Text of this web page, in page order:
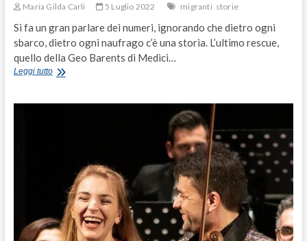
Maria Gilda Carli 5 Luglio 2022 migranti storie
Si fa un gran parlare dei numeri, ignorando che dietro ogni
sbarco, dietro ogni naufrago c’è una storia. L’ultimo rescue,
quello della Geo Barents di Medici…
Leggi tuttoMigrante
Mediterraneo